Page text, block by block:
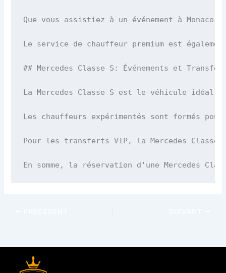
Que vous assistiez à un événement à
Le service de chauffeur premium est
## Mercedes Classe S: Événements et
La Mercedes Classe S est le véhicule idéal
Les chauffeurs expérimentés sont formés
Pour les transferts VIP, la Mercedes
En somme, la réservation d'une Mercedes